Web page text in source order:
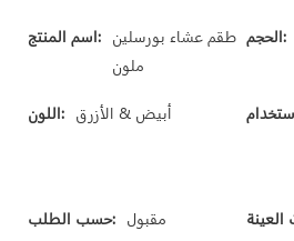
اسم المنتج: طقم عشاء بورسلين
ملون
الحجم:
اللون: أبيض & الأزرق
حسب الطلب: مقبول